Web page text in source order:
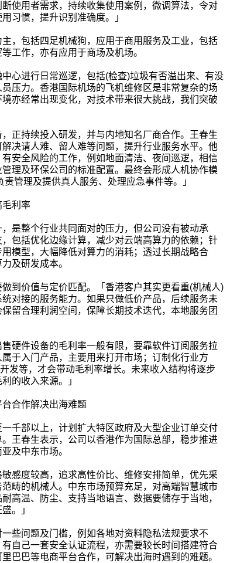
使用者需求，持续收集使用案例，微调算法，令对
习惯，提升识别准确度。」
，包括四足机械狗，应用于商用服务及工业，包括
工作，亦有应用于商场及机场。
心进行日常巡逻，包括(检查)垃圾有否溢出来、有没
压力。香港国际机场的飞机维修区是非常复杂的场
亦经常出现变化，对技术带来很大挑战，我们突破
正持续投入研发，并与内地知名厂商合作。王春生
决请人难、留人难等问题，提升行业服务水平。他
安全风险的工作，例如地面清洁、夜间巡逻，相信
理及环保公司的标准配置。最终会形成人机协作模
管理及提供真人服务、处理应急事件等。」
利率
是整个行业共同面对的压力，但公司没有被动承
包括优化边缘计算，减少对云端高算力的依赖；针
模型，大幅降低对算力的消耗；透过长期战略合
及研发成本。
到价值与定价匹配。「香港客户其实更看重(机械人)
对接的服务能力。如果只做低价产品，后续服务未
留合理利润空间，保障长期技术迭代，本地服务团
硬件设备的毛利率一般有限，要靠软件订阅服务拉
于入门产品，主要用来打开市场；订制化行业方
发等，才会带动毛利率增长。未来收入结构将逐步
的收入来源。」
合作解决出海难题
千部以上，计划扩大特区政府及大型企业订单交付
王春生表示，公司以香港作为国际总部，稳步推进
及中东市场。
感度较高，追求高性价比、维修安排简单，优先采
畴的机械人。中东市场预算充足，对高端智慧城市
高温、防尘、支持当地语言、数据要储存于当地，
。」
些问题及门槛，例如各地对资料隐私法规要求不
自己一套安全认证流程，亦需要较长时间搭建符合
巴巴等电商平台合作，可解决出海时遇到的难题。